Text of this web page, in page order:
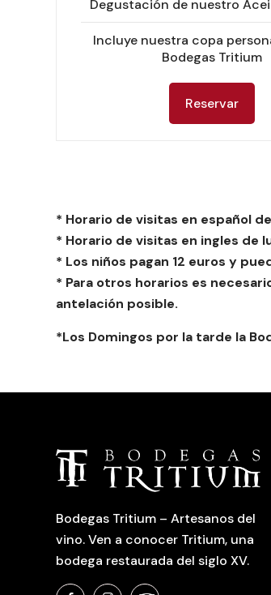
Degustación de nuestro
Incluye nuestra copa
Bodegas Tritium
Reservar
* Horario de visitas en español
* Horario de visitas en ingles de
* Los niños pagan 12 euros y
* Para otros horarios es
antelación posible.
*Los Domingos por la tarde la
Bodegas Tritium – Artesanos del
vino. Ven a conocer Tritium, una
bodega restaurada del siglo XV.